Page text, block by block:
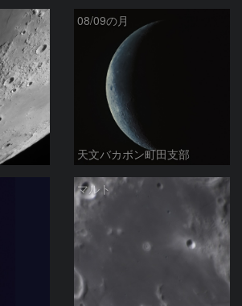
08/09の月
天文バカボン町田支部
マルト